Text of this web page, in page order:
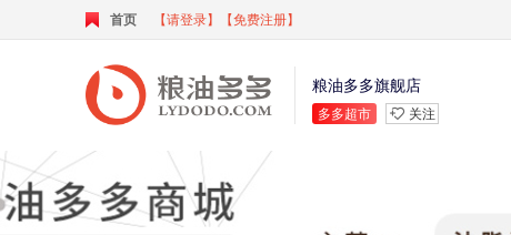
首页 【请登录】 【免费注册】
粮油多多旗舰店
多多超市 关注